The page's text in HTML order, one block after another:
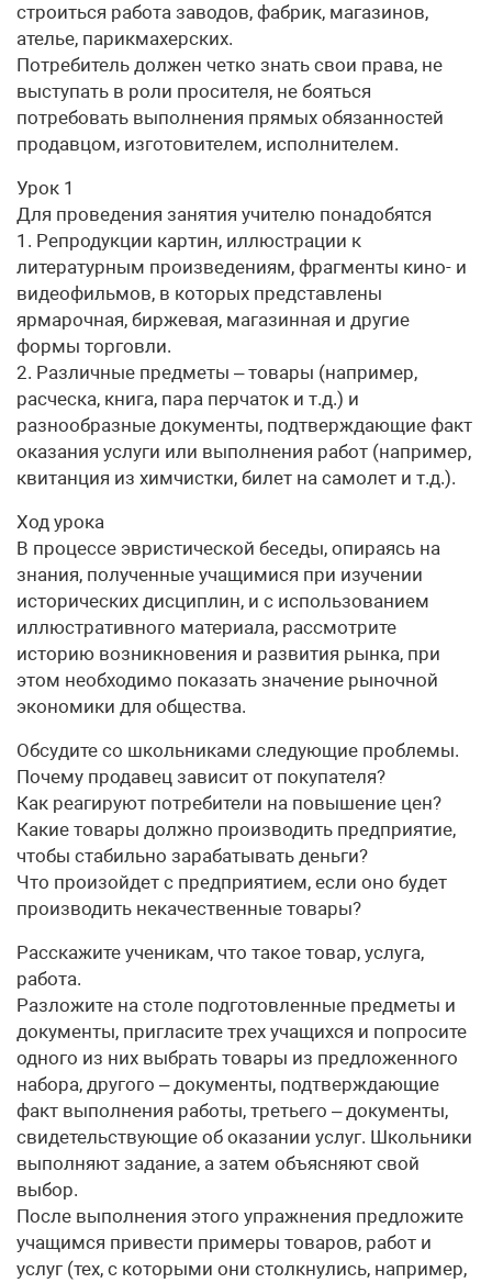
строиться работа заводов, фабрик, магазинов,
ателье, парикмахерских.
Потребитель должен четко знать свои права, не
выступать в роли просителя, не бояться
потребовать выполнения прямых обязанностей
продавцом, изготовителем, исполнителем.
Урок 1
Для проведения занятия учителю понадобятся
1. Репродукции картин, иллюстрации к
литературным произведениям, фрагменты кино- и
видеофильмов, в которых представлены
ярмарочная, биржевая, магазинная и другие
формы торговли.
2. Различные предметы – товары (например,
расческа, книга, пара перчаток и т.д.) и
разнообразные документы, подтверждающие факт
оказания услуги или выполнения работ (например,
квитанция из химчистки, билет на самолет и т.д.).
Ход урока
В процессе эвристической беседы, опираясь на
знания, полученные учащимися при изучении
исторических дисциплин, и с использованием
иллюстративного материала, рассмотрите
историю возникновения и развития рынка, при
этом необходимо показать значение рыночной
экономики для общества.
Обсудите со школьниками следующие проблемы.
Почему продавец зависит от покупателя?
Как реагируют потребители на повышение цен?
Какие товары должно производить предприятие,
чтобы стабильно зарабатывать деньги?
Что произойдет с предприятием, если оно будет
производить некачественные товары?
Расскажите ученикам, что такое товар, услуга,
работа.
Разложите на столе подготовленные предметы и
документы, пригласите трех учащихся и попросите
одного из них выбрать товары из предложенного
набора, другого – документы, подтверждающие
факт выполнения работы, третьего – документы,
свидетельствующие об оказании услуг. Школьники
выполняют задание, а затем объясняют свой
выбор.
После выполнения этого упражнения предложите
учащимся привести примеры товаров, работ и
услуг (тех, с которыми они столкнулись, например,